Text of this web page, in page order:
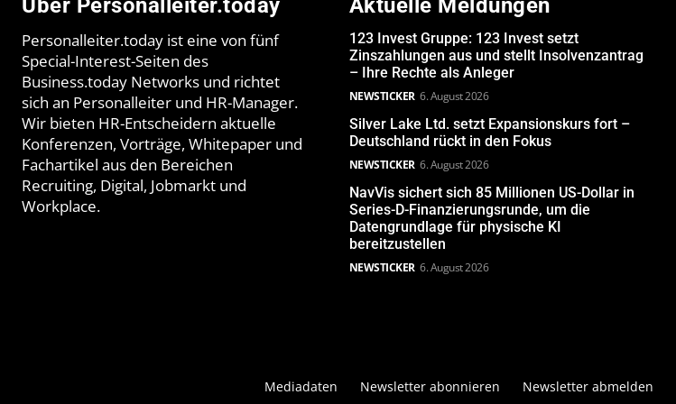
Über Personalleiter.today
Personalleiter.today ist eine von fünf
Special-Interest-Seiten des
Business.today Networks und richtet
sich an Personalleiter und HR-Manager.
Wir bieten HR-Entscheidern aktuelle
Konferenzen, Vorträge, Whitepaper und
Fachartikel aus den Bereichen
Recruiting, Digital, Jobmarkt und
Workplace.
Aktuelle Meldungen
123 Invest Gruppe: 123 Invest setzt
Zinszahlungen aus und stellt Insolvenzantrag
– Ihre Rechte als Anleger
NEWSTICKER 6. August 2026
Silver Lake Ltd. setzt Expansionskurs fort –
Deutschland rückt in den Fokus
NEWSTICKER 6. August 2026
NavVis sichert sich 85 Millionen US-Dollar in
Series-D-Finanzierungsrunde, um die
Datengrundlage für physische KI
bereitzustellen
NEWSTICKER 6. August 2026
Mediadaten Newsletter abonnieren Newsletter abmelden